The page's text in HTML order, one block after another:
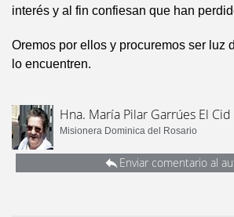
interés y al fin confiesan que han
Oremos por ellos y procuremos ser luz
lo encuentren.
Hna. María Pilar Garrúes El Cid
Misionera Dominica del Rosario
Enviar comentario al